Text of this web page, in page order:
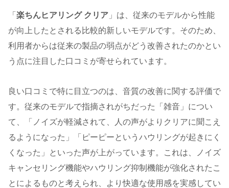
「 楽ちんヒアリング クリア 」は、従来のモデルから性能
が向上したとされる比較的新しいモデルです。そのため、
利用者からは従来の製品の弱点がどう改善されたのかとい
う点に注目した口コミが寄せられています。
良い口コミで特に目立つのは、音質の改善に関する評価で
す。従来のモデルで指摘されがちだった「雑音」につい
て、「ノイズが軽減されて、人の声がよりクリアに聞こえ
るようになった」「ピーピーというハウリングが起きにく
くなった」といった声が上がっています。これは、ノイズ
キャンセリング機能やハウリング抑制機能が強化されたこ
とによるものと考えられ、より快適な使用感を実感してい